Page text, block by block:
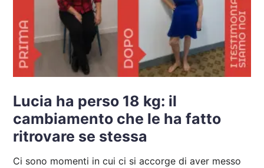
Lucia ha perso 18 kg: il
cambiamento che le ha fatto
ritrovare se stessa
Ci sono momenti in cui ci si accorge di aver messo